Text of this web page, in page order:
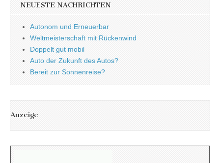
NEUESTE NACHRICHTEN
Autonom und Erneuerbar
Weltmeisterschaft mit Rückenwind
Doppelt gut mobil
Auto der Zukunft des Autos?
Bereit zur Sonnenreise?
Anzeige